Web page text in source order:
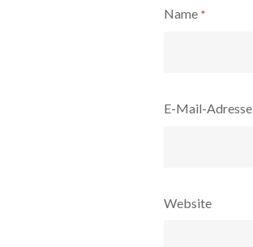
Name *
E-Mail-Adresse
Website